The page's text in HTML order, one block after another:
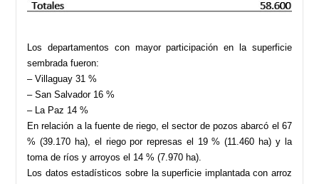
Los departamentos con mayor participación en la superficie
sembrada fueron:
– Villaguay 31 %
– San Salvador 16 %
– La Paz 14 %
En relación a la fuente de riego, el sector de pozos abarcó el 67
% (39.170 ha), el riego por represas el 19 % (11.460 ha) y la
toma de ríos y arroyos el 14 % (7.970 ha).
Los datos estadísticos sobre la superficie implantada con arroz